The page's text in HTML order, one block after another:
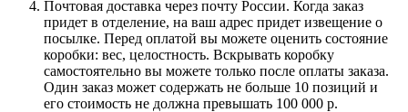
Почтовая доставка через почту России. Когда заказ
придет в отделение, на ваш адрес придет извещение о
посылке. Перед оплатой вы можете оценить состояние
коробки: вес, целостность. Вскрывать коробку
самостоятельно вы можете только после оплаты заказа.
Один заказ может содержать не больше 10 позиций и
его стоимость не должна превышать 100 000 р.